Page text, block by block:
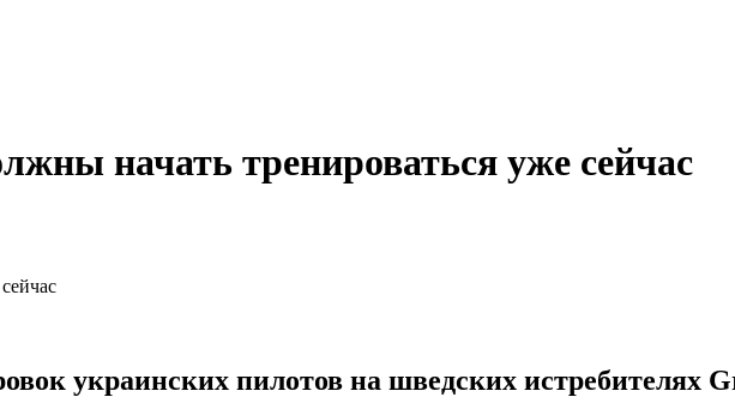
начать тренироваться уже сейчас
украинских пилотов на шведских истребителях